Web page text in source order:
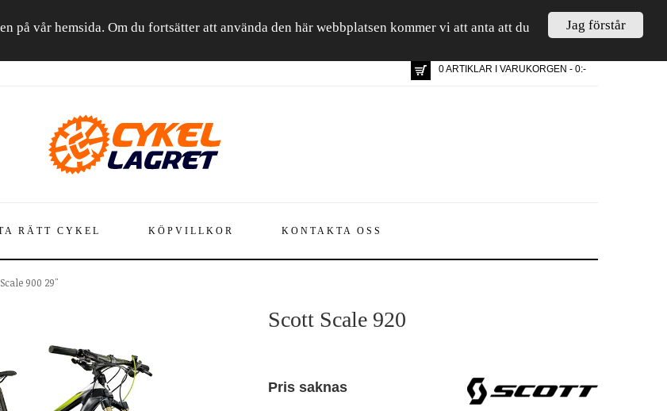
Jag förstår
på vår hemsida. Om du fortsätter att använda den här webbplatsen kommer vi att anta att du
0 ARTIKLAR I VARUKORGEN - 0:-
RÄTT CYKEL KÖPVILLKOR KONTAKTA OSS
900 29"
Scott Scale 920
Pris saknas